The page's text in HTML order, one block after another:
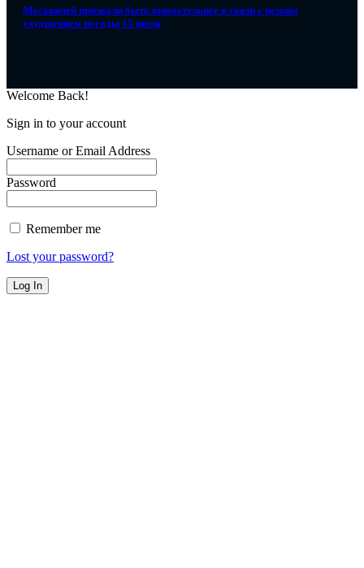
Москвичей призвали быть внимательнее в связи с резким
ухудшением погоды 15 июля
Welcome Back!
Sign in to your account
Username or Email Address
Password
Remember me
Lost your password?